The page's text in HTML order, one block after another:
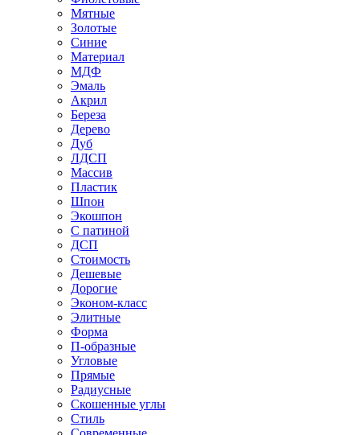
Мятные
Золотые
Синие
Материал
МДФ
Эмаль
Акрил
Береза
Дерево
Дуб
ЛДСП
Массив
Пластик
Шпон
Экошпон
С патиной
ДСП
Стоимость
Дешевые
Дорогие
Эконом-класс
Элитные
Форма
П-образные
Угловые
Прямые
Радиусные
Скошенные углы
Стиль